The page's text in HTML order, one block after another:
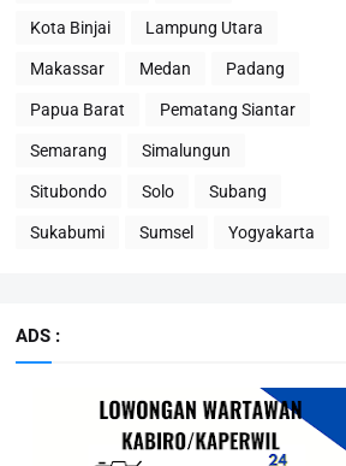
Kota Binjai Lampung Utara
Makassar Medan Padang
Papua Barat Pematang Siantar
Semarang Simalungun
Situbondo Solo Subang
Sukabumi Sumsel Yogyakarta
ADS :